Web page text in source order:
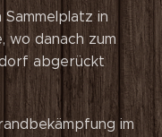
in
wo danach zum
abgerückt
im